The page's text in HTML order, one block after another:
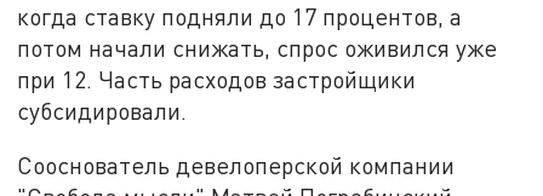
когда ставку подняли до 17 процентов, а
потом начали снижать, спрос оживился уже
при 12. Часть расходов застройщики
субсидировали.
Сооснователь девелоперской компании